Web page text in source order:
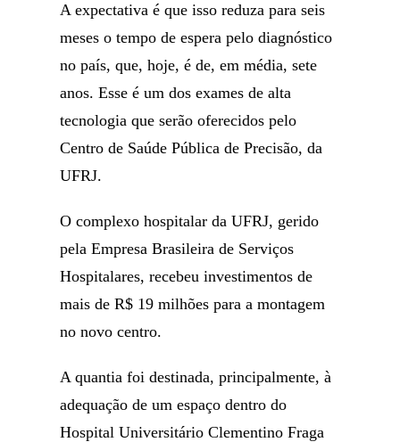
A expectativa é que isso reduza para seis
meses o tempo de espera pelo diagnóstico
no país, que, hoje, é de, em média, sete
anos. Esse é um dos exames de alta
tecnologia que serão oferecidos pelo
Centro de Saúde Pública de Precisão, da
UFRJ.
O complexo hospitalar da UFRJ, gerido
pela Empresa Brasileira de Serviços
Hospitalares, recebeu investimentos de
mais de R$ 19 milhões para a montagem
no novo centro.
A quantia foi destinada, principalmente, à
adequação de um espaço dentro do
Hospital Universitário Clementino Fraga